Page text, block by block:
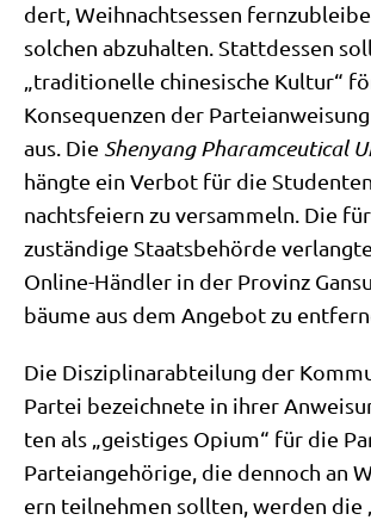
dert, Weih­nachts­es­sen
sol­chen abzu­hal­ten. Statt­des­sen
„tra­di­tio­nel­le chi­ne­si­sche Kul­tur“
Kon­se­quen­zen der
aus. Die She­n­yang Pha­ramceu­ti­cal
häng­te ein Ver­bot für die
nachts­fei­ern zu ver­sam­meln. Die
zustän­di­ge Staats­be­hör­de
Online-Händ­ler in der Pro­vinz
bäu­me aus dem Ange­bot zu
Die Dis­zi­pli­nar­ab­tei­lung der
Par­tei bezeich­ne­te in ihrer
ten als „gei­sti­ges Opi­um“ für die
Par­tei­an­ge­hö­ri­ge, die den­noch an
ern teil­neh­men soll­ten, wer­den